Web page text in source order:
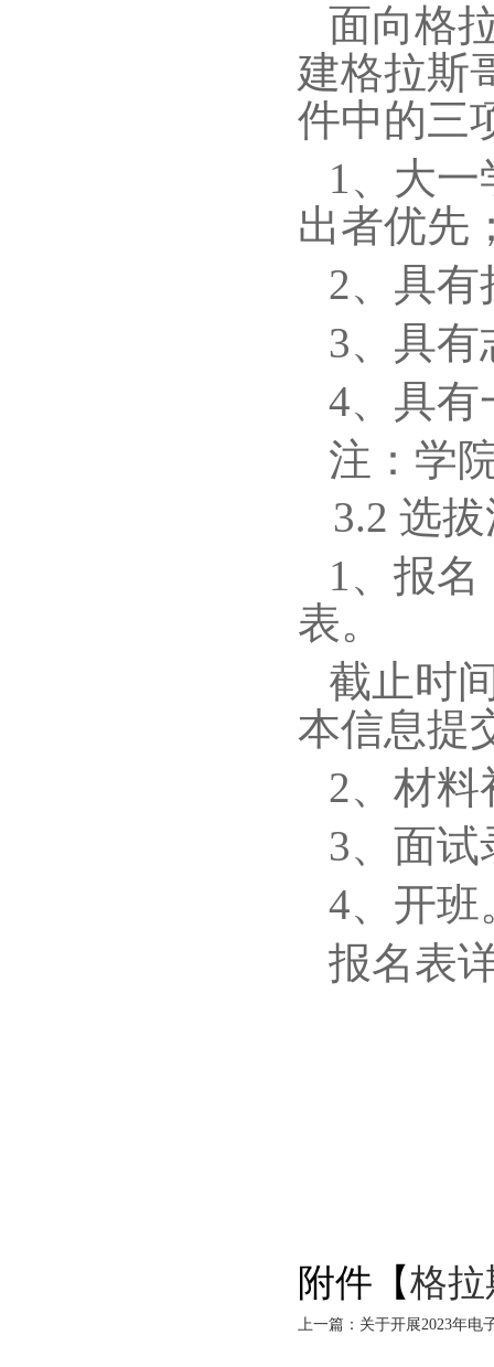
面向格
建格拉斯
件中的三
1、大
出者优先
2、具
3、具
4、具
注：学
3.2 选
1、报名
表。
截止时
本信息提
2、材料
3、面试
4、开班
报名表
附件【格拉